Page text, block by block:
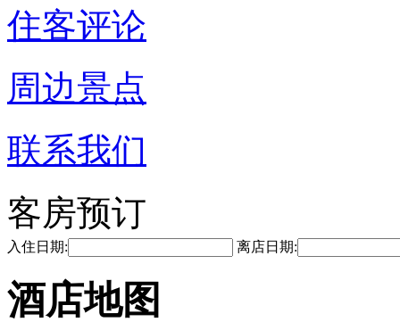
住客评论
周边景点
联系我们
客房预订
入住日期: 离店日期:
酒店地图